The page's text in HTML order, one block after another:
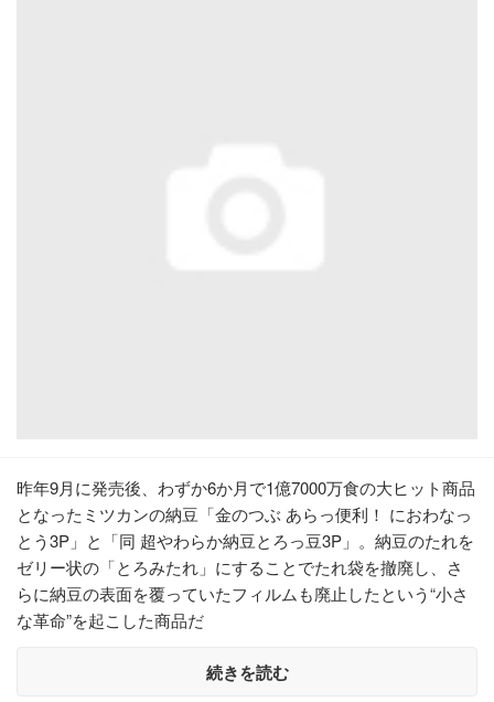
昨年9月に発売後、わずか6か月で1億7000万食の大ヒット商品
となったミツカンの納豆「金のつぶ あらっ便利！ におわなっ
とう3P」と「同 超やわらか納豆とろっ豆3P」。納豆のたれを
ゼリー状の「とろみたれ」にすることでたれ袋を撤廃し、さ
らに納豆の表面を覆っていたフィルムも廃止したという“小さ
な革命”を起こした商品だ
続きを読む